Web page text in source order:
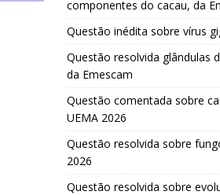
componentes do cacau, da
Questão inédita sobre vírus
Questão resolvida glândulas
da Emescam
Questão comentada sobre
UEMA 2026
Questão resolvida sobre
2026
Questão resolvida sobre